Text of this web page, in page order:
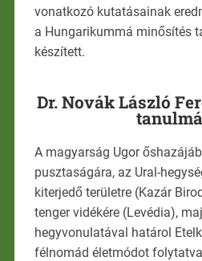
vonatkozó kutatásainak
a Hungarikummá minősítés
készített.
Dr. Novák László
A magyarság Ugor
pusztaságára, az Ural-
kiterjedő területre (Kazár
tenger vidékére (Levédia),
hegyvonulatával határol
félnomád életmódot